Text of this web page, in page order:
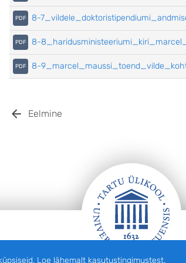
8-
8-
8-
Eelmine
Loe lähemalt kasutustingimustest.